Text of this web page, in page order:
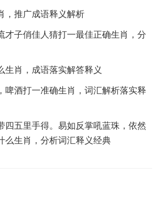
，推广成语释义解析
才子俏佳人猜打一最佳正确生肖，分
生肖，成语落实解答释义
啤酒打一准确生肖，词汇解析落实释
四五里手得。易如反掌吼蓝珠，依然
么生肖，分析词汇释义经典